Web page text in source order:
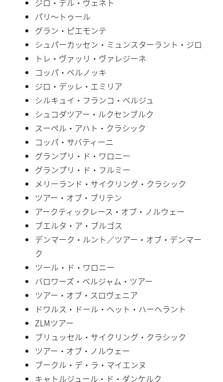
パリ〜トゥール
グラン・ピエモンテ
シュパーカッセン・ミュンスターラント・ジロ
トレ・ヴァッリ・ヴァレジーネ
コッパ・ベルノッキ
ジロ・デッレ・エミリア
シルキュイ・フランコ・ベルジュ
シュコダツアー・ルクセンブルク
スーペル・アハト・クラシック
コッパ・サバティーニ
グランプリ・ド・ワロニー
グランプリ・ド・フルミー
メリーランド・サイクリング・クラシック
ツアー・オブ・ブリテン
アークティックレース・オブ・ノルウェー
ブエルタ・ア・ブルゴス
デンマーク・ルント／ツアー・オブ・デンマー
ク
ツール・ド・ワロニー
バロワーズ・ベルジャム・ツアー
ツアー・オブ・スロヴェニア
ドワルス・ドール・ヘット・ハーヘラント
ZLMツアー
ブリュッセル・サイクリング・クラシック
ツアー・オブ・ノルウェー
ブークル・デ・ラ・マイエンヌ
キャトルジュール・ド・ダンケルク